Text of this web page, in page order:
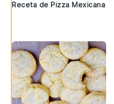
Receta de Pizza Mexicana